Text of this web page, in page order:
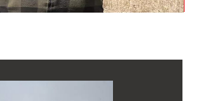
Sessiz Kahramanı: 9